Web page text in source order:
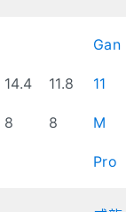
14.4
8
11.8
8
Gan
11
M
Pro